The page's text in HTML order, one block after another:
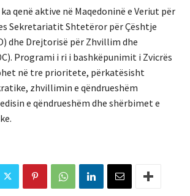
qenë aktive në Maqedoninë e Veriut për
Sekretariatit Shtetëror për Çështje
dhe Drejtorisë për Zhvillim dhe
Programi i ri i bashkëpunimit i Zvicrës
në tre prioritete, përkatësisht
zhvillimin e qëndrueshëm
e qëndrueshëm dhe shërbimet e